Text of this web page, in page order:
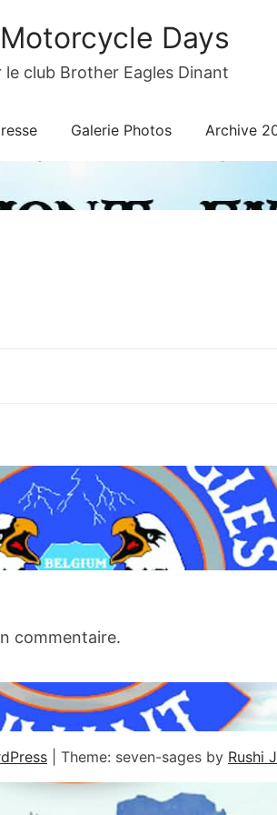
Days
le club Brother Eagles Dinant
Galerie Photos Archive
commentaire.
Theme: seven-sages by Rushi